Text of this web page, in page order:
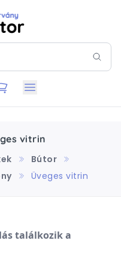
vitrin
Bútor
Üveges vitrin
találkozik a